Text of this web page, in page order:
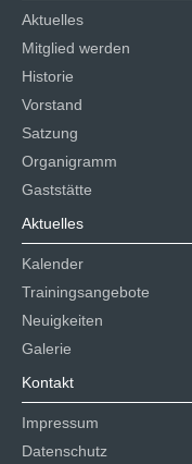
Aktuelles
Mitglied werden
Historie
Vorstand
Satzung
Organigramm
Gaststätte
Aktuelles
Kalender
Trainingsangebote
Neuigkeiten
Galerie
Kontakt
Impressum
Datenschutz